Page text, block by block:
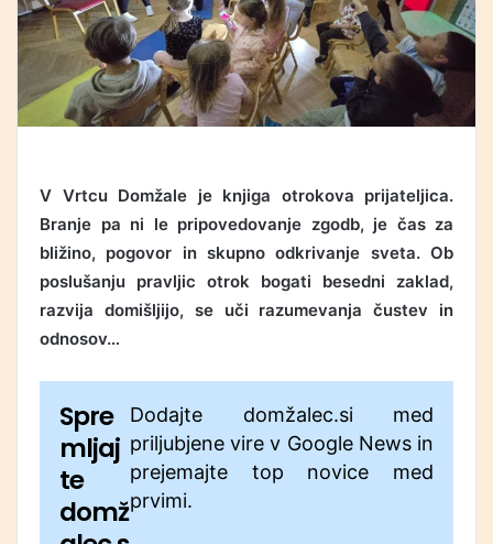
V Vrtcu Domžale je knjiga otrokova prijateljica.
Branje pa ni le pripovedovanje zgodb, je čas za
bližino, pogovor in skupno odkrivanje sveta. Ob
poslušanju pravljic otrok bogati besedni zaklad,
razvija domišljijo, se uči razumevanja čustev in
odnosov…
Spre
mljaj
te
domž
Dodajte domžalec.si med
priljubjene vire v Google News in
prejemajte top novice med
prvimi.